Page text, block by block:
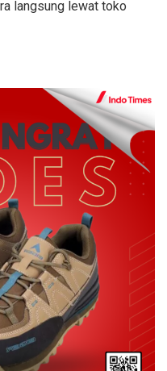
langsung lewat toko